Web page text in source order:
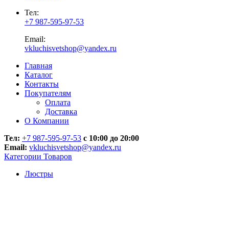
Тел:
+7 987-595-97-53
Email:
vkluchisvetshop@yandex.ru
Главная
Каталог
Контакты
Покупателям
Оплата
Доставка
О Компании
Тел: +7 987-595-97-53 с 10:00 до 20:00
Email: vkluchisvetshop@yandex.ru
Категории Товаров
Люстры